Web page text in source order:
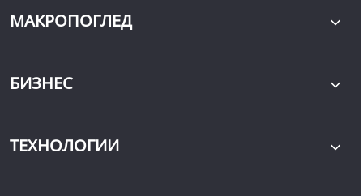
МАКРОПОГЛЕД
БИЗНЕС
ТЕХНОЛОГИИ